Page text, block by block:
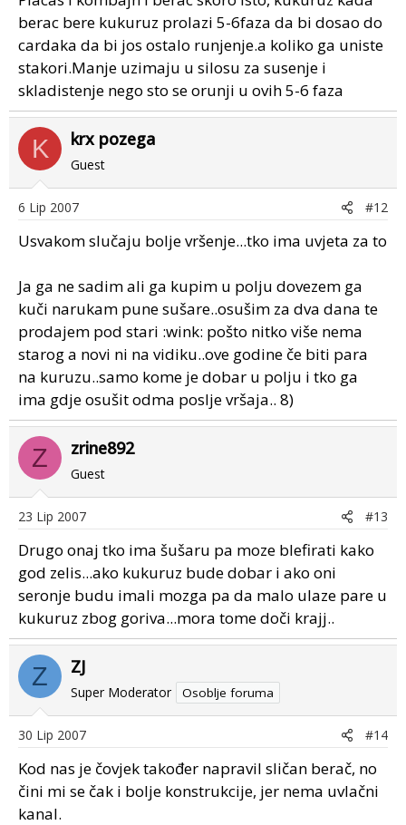
berac bere kukuruz prolazi 5-6faza da bi dosao do
cardaka da bi jos ostalo runjenje.a koliko ga uniste
stakori.Manje uzimaju u silosu za susenje i
skladistenje nego sto se orunji u ovih 5-6 faza
K krx pozega
Guest
6 Lip 2007 #12
Usvakom slučaju bolje vršenje...tko ima uvjeta za to
Ja ga ne sadim ali ga kupim u polju dovezem ga
kuči narukam pune sušare..osušim za dva dana te
prodajem pod stari :wink: pošto nitko više nema
starog a novi ni na vidiku..ove godine če biti para
na kuruzu..samo kome je dobar u polju i tko ga
ima gdje osušit odma poslje vršaja.. 8)
Z zrine892
Guest
23 Lip 2007 #13
Drugo onaj tko ima šušaru pa moze blefirati kako
god zelis...ako kukuruz bude dobar i ako oni
seronje budu imali mozga pa da malo ulaze pare u
kukuruz zbog goriva...mora tome doči krajj..
Z ZJ
Super Moderator Osoblje foruma
30 Lip 2007 #14
Kod nas je čovjek također napravil sličan berač, no
čini mi se čak i bolje konstrukcije, jer nema uvlačni
kanal.